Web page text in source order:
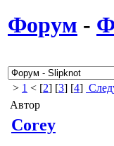
Форум -
> 1 < [2] [3] [4]
Автор
Corey